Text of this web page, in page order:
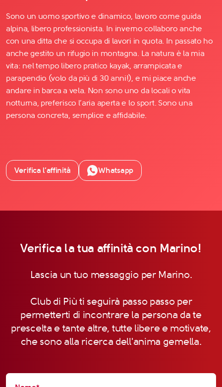
Sono un uomo sportivo e dinamico, lavoro come guida
alpina, libero professionista. In inverno collaboro anche
con una ditta che si occupa di lavori in quota. In passato ho
anche gestito un rifugio in montagna. La natura è la mia
vita: nel tempo libero pratico kayak, arrampicata e
parapendio (volo da più di 30 anni!), e mi piace anche
andare in barca a vela. Non sono uno da locali o vita
notturna, preferisco l’aria aperta e lo sport. Sono una
persona concreta, semplice e affidabile.
Verifica l’affinità Whatsapp
Verifica la tua affinità con Marino!
Lascia un tuo messaggio per Marino.
Club di Più ti seguirà passo passo per
permetterti di incontrare la persona da te
prescelta e tante altre, tutte libere e motivate,
che sono alla ricerca dell'anima gemella.